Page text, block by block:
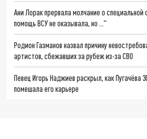
Ани Лорак прервала молчание о
помощь ВСУ не оказывала, но …"
Родион Газманов назвал причину
артистов, сбежавших за рубеж из-за СВО
Певец Игорь Наджиев раскрыл, как Пугачёва
помешала его карьере